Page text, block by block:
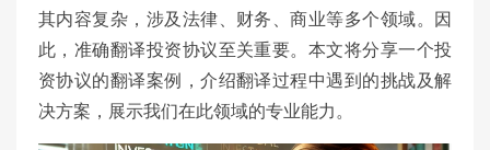
其内容复杂，涉及法律、财务、商业等多个领域。因
此，准确翻译投资协议至关重要。本文将分享一个投
资协议的翻译案例，介绍翻译过程中遇到的挑战及解
决方案，展示我们在此领域的专业能力。